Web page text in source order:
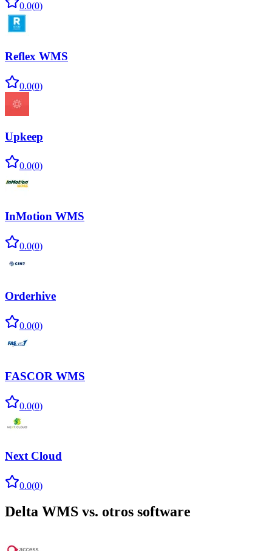
0.0(0)
Reflex WMS
0.0(0)
Upkeep
0.0(0)
InMotion WMS
0.0(0)
Orderhive
0.0(0)
FASCOR WMS
0.0(0)
Next Cloud
0.0(0)
Delta WMS vs. otros software